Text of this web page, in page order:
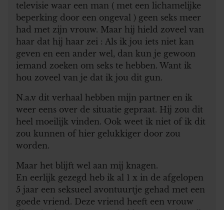
televisie waar een man ( met een lichamelijke
beperking door een ongeval ) geen seks meer
had met zijn vrouw. Maar hij hield zoveel van
haar dat hij haar zei : Als ik jou iets niet kan
geven en een ander wel, dan kun je gewoon
iemand zoeken om seks te hebben. Want ik
hou zoveel van je dat ik jou dit gun.
N.a.v dit verhaal hebben mijn partner en ik
weer eens over de situatie gepraat. Hij zou dit
heel moeilijk vinden. Ook weet ik niet of ik dit
zou kunnen of hier gelukkiger door zou
worden.
Maar het blijft wel aan mij knagen.
En eerlijk gezegd heb ik al 1 x in de afgelopen
5 jaar een seksueel avontuurtje gehad met een
goede vriend. Deze vriend heeft een vrouw